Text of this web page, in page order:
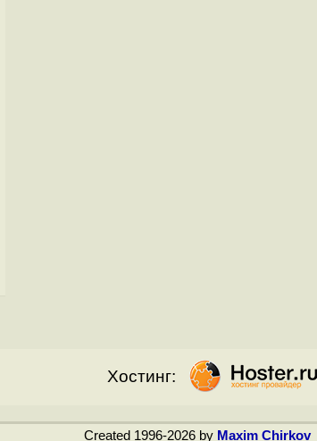
Хостинг:
Created 1996-2026 by Maxim Chirkov